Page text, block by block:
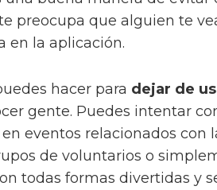
te preocupa que alguien te
en la aplicación.
hacer para dejar de
gente. Puedes intentar
en eventos relacionados con
de voluntarios o
todas formas divertidas y